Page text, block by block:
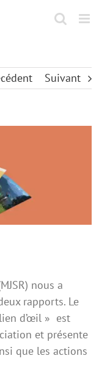
Suivant
nous a
rapports. Le
d’œil » est
et présente
que les actions